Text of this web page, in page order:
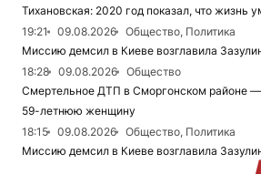
Тихановская: 2020 год показал, что жизнь
19:21
09.08.2026
Общество, Политика
Миссию демсил в Киеве возглавила
18:28
09.08.2026
Общество
Смертельное ДТП в Сморгонском районе —
59-летнюю женщину
18:15
09.08.2026
Общество, Политика
Миссию демсил в Киеве возглавила